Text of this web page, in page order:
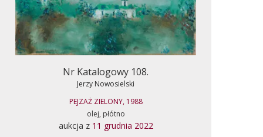
Nr Katalogowy 108.
Jerzy Nowosielski
PEJZAŻ ZIELONY, 1988
olej, płótno
aukcja z 11 grudnia 2022